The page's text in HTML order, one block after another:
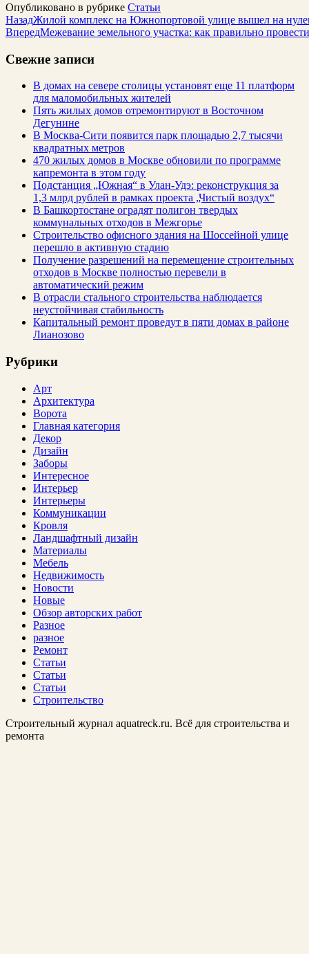
Опубликовано в рубрике Статьи
НазадЖилой комплекс на Южнопортовой улице вышел на
ВпередМежевание земельного участка: как правильно
Свежие записи
В домах на севере столицы установят еще 11 платформ
для маломобильных жителей
Пять жилых домов отремонтируют в Восточном
Дегунине
В Москва-Сити появится парк площадью 2,7 тысячи
квадратных метров
470 жилых домов в Москве обновили по программе
капремонта в этом году
Подстанция „Южная“ в Улан‑Удэ: реконструкция за
1,3 млрд рублей в рамках проекта „Чистый воздух“
В Башкортостане оградят полигон твердых
коммунальных отходов в Межгорье
Строительство офисного здания на Шоссейной улице
перешло в активную стадию
Получение разрешений на перемещение строительных
отходов в Москве полностью перевели в
автоматический режим
В отрасли стального строительства наблюдается
неустойчивая стабильность
Капитальный ремонт проведут в пяти домах в районе
Лианозово
Рубрики
Арт
Архитектура
Ворота
Главная категория
Декор
Дизайн
Заборы
Интересное
Интерьер
Интерьеры
Коммуникации
Кровля
Ландшафтный дизайн
Материалы
Мебель
Недвижимость
Новости
Новые
Обзор авторских работ
Разное
разное
Ремонт
Статьи
Статьи
Статьи
Строительство
Строительный журнал aquatreck.ru. Всё для строительства и
ремонта